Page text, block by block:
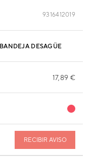
9316412019
BANDEJA DESAGÜE
17,89 €
RECIBIR AVISO